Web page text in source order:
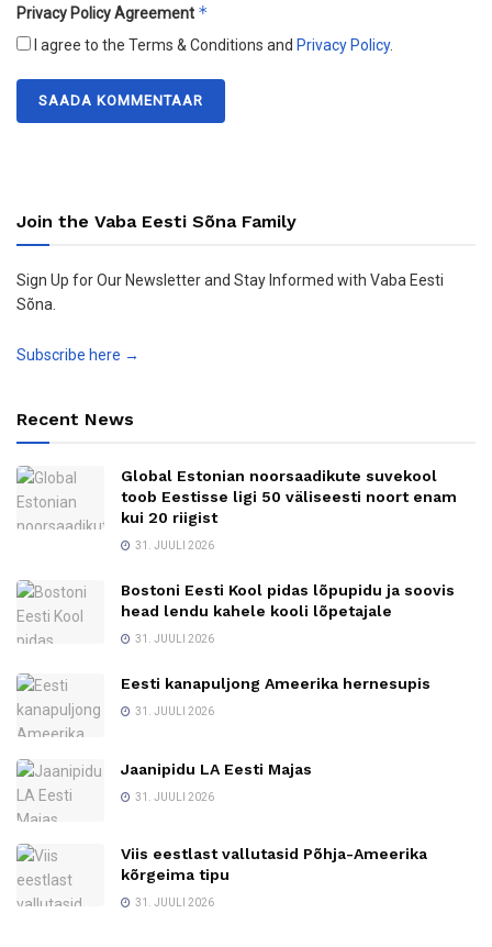
Privacy Policy Agreement *
I agree to the Terms & Conditions and Privacy Policy.
Join the Vaba Eesti Sõna Family
Sign Up for Our Newsletter and Stay Informed with Vaba Eesti
Sõna.
Subscribe here →
Recent News
Global Estonian noorsaadikute suvekool
toob Eestisse ligi 50 väliseesti noort enam
kui 20 riigist
31. JUULI 2026
Bostoni Eesti Kool pidas lõpupidu ja soovis
head lendu kahele kooli lõpetajale
31. JUULI 2026
Eesti kanapuljong Ameerika hernesupis
31. JUULI 2026
Jaanipidu LA Eesti Majas
31. JUULI 2026
Viis eestlast vallutasid Põhja-Ameerika
kõrgeima tipu
31. JUULI 2026